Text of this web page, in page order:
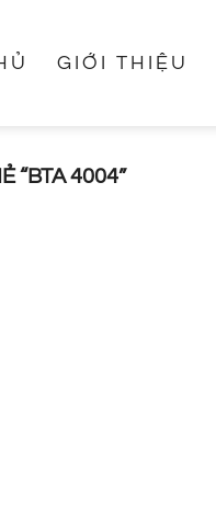
GIỚI THIỆU
“BTA 4004”